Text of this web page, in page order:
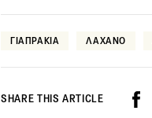
ΓΙΑΠΡΑΚΙΑ ΛΑΧΑΝΟ
SHARE THIS ARTICLE